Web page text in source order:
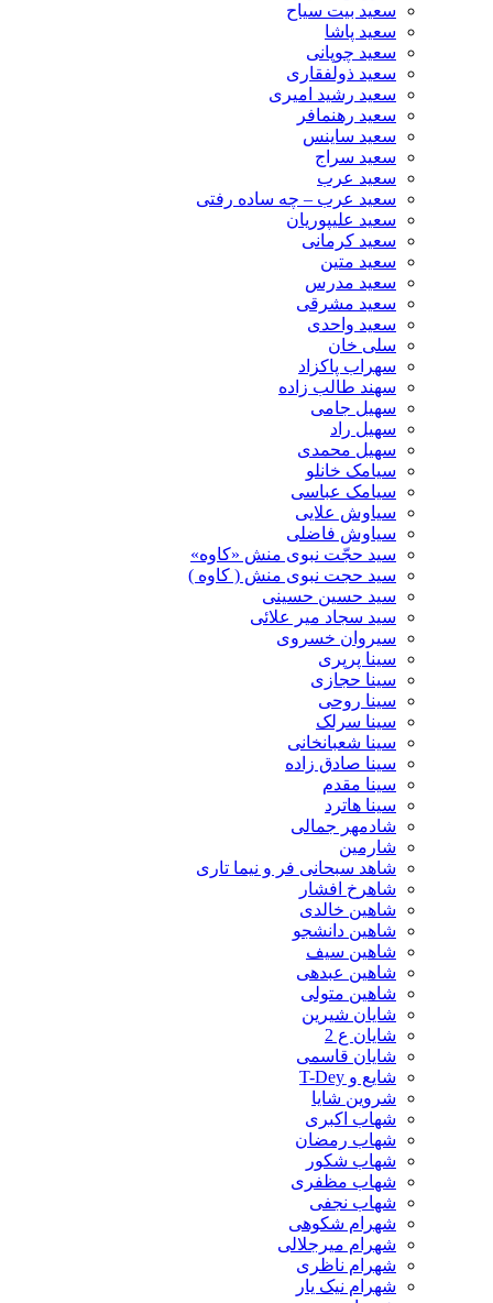
سعید بیت سیاح
سعید پاشا
سعید چوپانی
سعید ذولفقاری
سعید رشید امیری
سعید رهنمافر
سعید ساینس
سعید سراج
سعید عرب
سعید عرب – چه ساده رفتی
سعید علیپوریان
سعید کرمانی
سعید متین
سعید مدرس
سعید مشرقی
سعید واحدی
سلی خان
سهراب پاکزاد
سهند طالب زاده
سهیل جامی
سهیل راد
سهیل محمدی
سیامک خانلو
سیامک عباسی
سیاوش علایی
سیاوش فاضلی
سید حجّت نبوی منش «کاوه»
سید حجت نبوی منش ( کاوه )
سید حسین حسینى
سید سجاد میر علائی
سیروان خسروی
سینا پرپری
سینا حجازی
سینا روحی
سینا سرلک
سینا شعبانخانی
سینا صادق زاده
سینا مقدم
سینا هاترد
شادمهر جمالی
شارمین
شاهد سبحانی فر و نیما تاری
شاهرخ افشار
شاهین خالدی
شاهین دانشجو
شاهین سیف
شاهین عبدهی
شاهین متولی
شایان شیرین
شایان ع 2
شایان قاسمی
شایع و T-Dey
شروین شایا
شهاب اکبری
شهاب رمضان
شهاب شکور
شهاب مظفری
شهاب نجفی
شهرام شکوهی
شهرام میرجلالی
شهرام ناظری
شهرام نیک یار